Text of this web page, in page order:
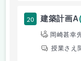
20 建築計画A
岡崎甚幸
授業さえ